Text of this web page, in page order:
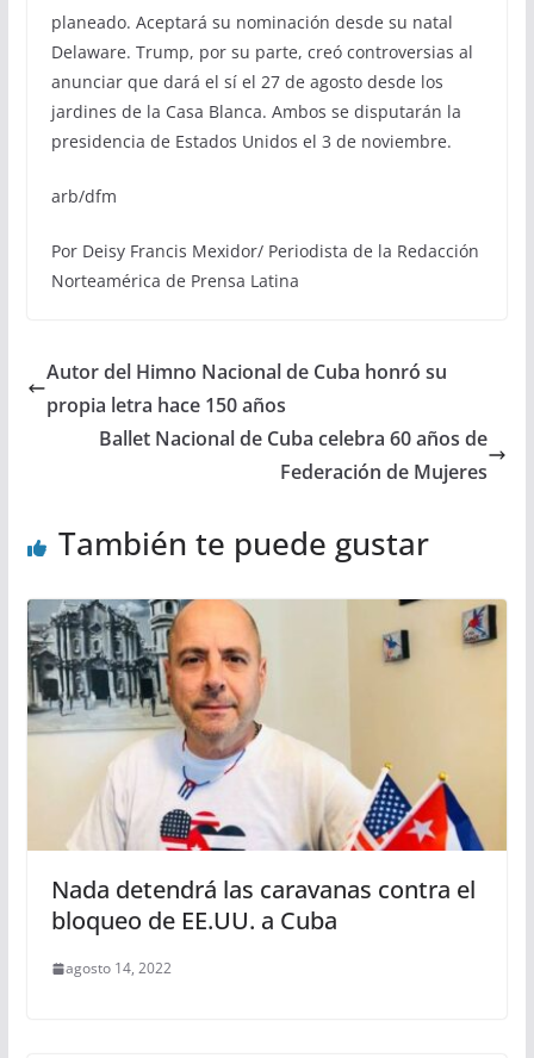
planeado. Aceptará su nominación desde su natal
Delaware. Trump, por su parte, creó controversias al
anunciar que dará el sí el 27 de agosto desde los
jardines de la Casa Blanca. Ambos se disputarán la
presidencia de Estados Unidos el 3 de noviembre.
arb/dfm
Por Deisy Francis Mexidor/ Periodista de la Redacción
Norteamérica de Prensa Latina
Autor del Himno Nacional de Cuba honró su
propia letra hace 150 años
Ballet Nacional de Cuba celebra 60 años de
Federación de Mujeres
También te puede gustar
Nada detendrá las caravanas contra el
bloqueo de EE.UU. a Cuba
agosto 14, 2022